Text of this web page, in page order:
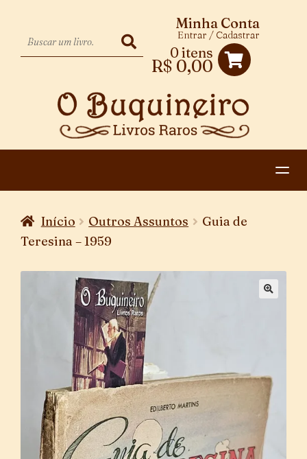
0 itens
R$ 0,00
Minha Conta
Entrar / Cadastrar
CONTATO
Início Outros Assuntos
Guia de
Teresina – 1959